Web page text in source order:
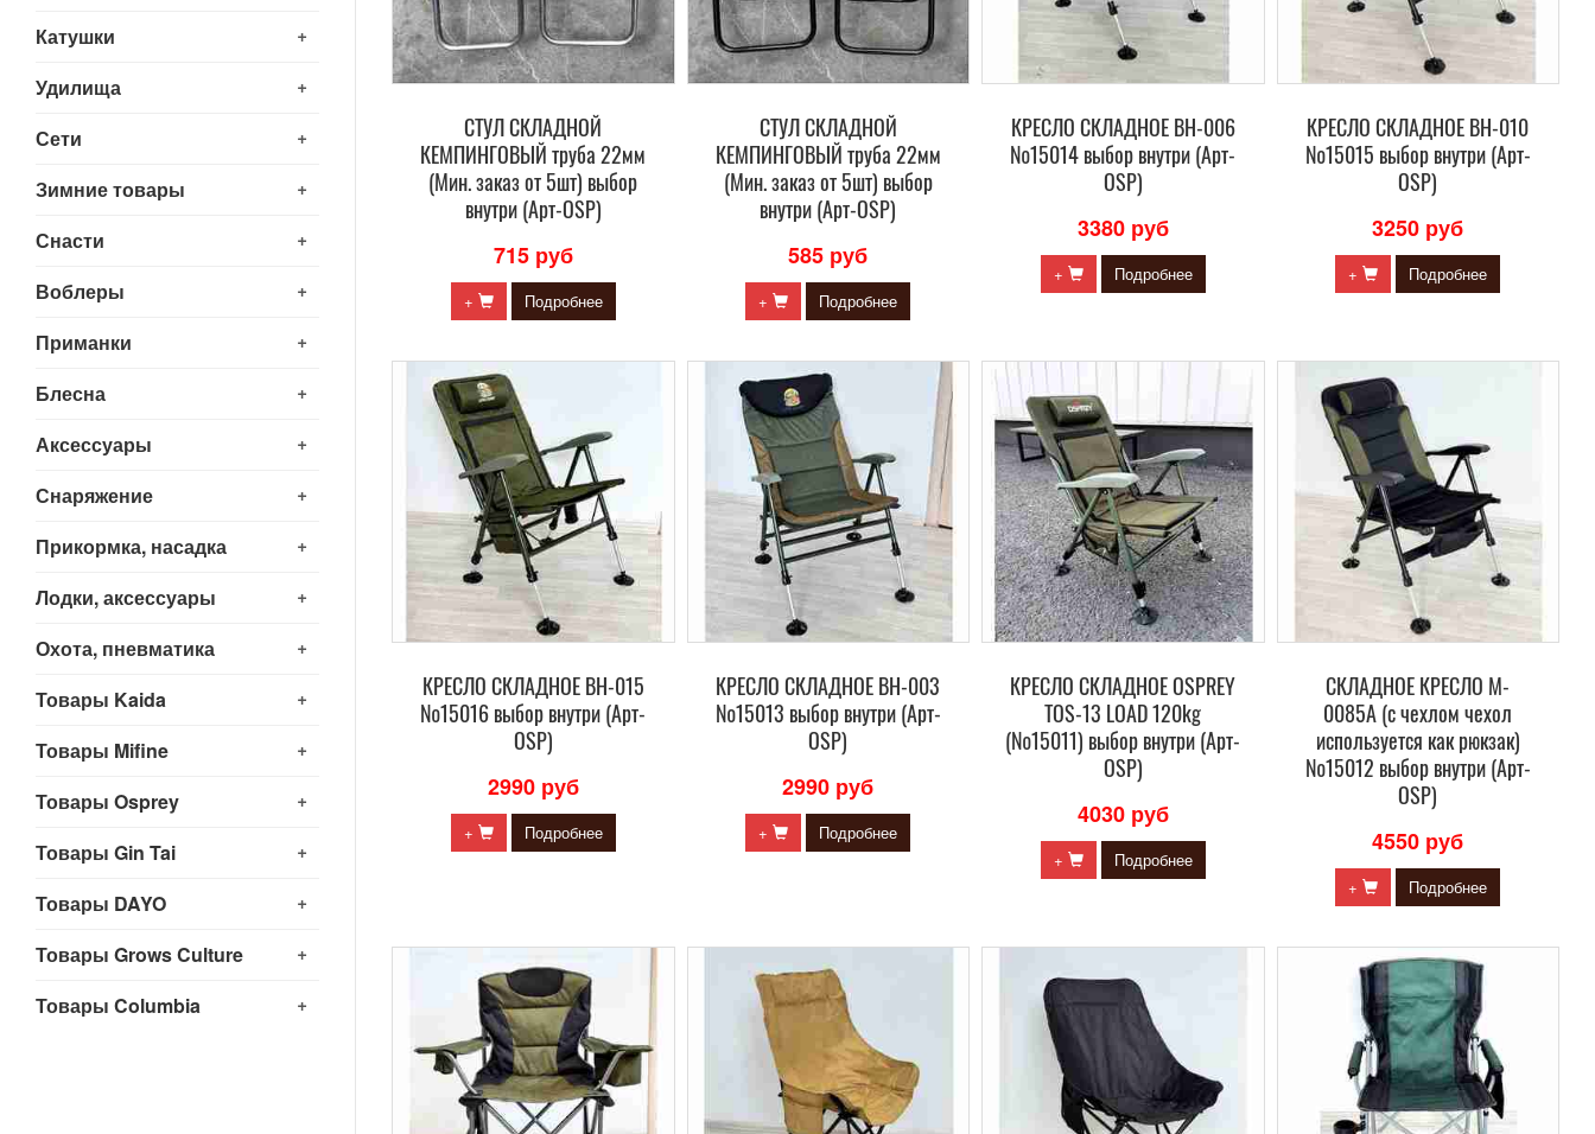
+
Катушки
+
Удилища
+
Сети
+
Зимние товары
+
Снасти
+
Воблеры
+
Приманки
+
Блесна
+
Аксессуары
+
Снаряжение
+
Прикормка, насадка
+
Лодки, аксессуары
+
Охота, пневматика
+
Товары Kaida
+
Товары Mifine
+
Товары Osprey
+
Товары Gin Tai
+
Товары DAYO
+
Товары Grows Culture
+
Товары Columbia
СТУЛ СКЛАДНОЙ
КЕМПИНГОВЫЙ труба 22мм
(Мин. заказ от 5шт) выбор
внутри (Арт-OSP)
715 руб
+ Подробнее
СТУЛ СКЛАДНОЙ
КЕМПИНГОВЫЙ труба 22мм
(Мин. заказ от 5шт) выбор
внутри (Арт-OSP)
585 руб
+ Подробнее
КРЕСЛО СКЛАДНОЕ ВН-006
№15014 выбор внутри (Арт-
OSP)
3380 руб
+ Подробнее
КРЕСЛО СКЛАДНОЕ ВН-010
№15015 выбор внутри (Арт-
OSP)
3250 руб
+ Подробнее
КРЕСЛО СКЛАДНОЕ ВН-015
№15016 выбор внутри (Арт-
OSP)
2990 руб
+ Подробнее
КРЕСЛО СКЛАДНОЕ ВН-003
№15013 выбор внутри (Арт-
OSP)
2990 руб
+ Подробнее
КРЕСЛО СКЛАДНОЕ OSPREY
TOS-13 LOAD 120kg
(№15011) выбор внутри (Арт-
OSP)
4030 руб
+ Подробнее
СКЛАДНОЕ КРЕСЛО M-
0085А (с чехлом чехол
используется как рюкзак)
№15012 выбор внутри (Арт-
OSP)
4550 руб
+ Подробнее